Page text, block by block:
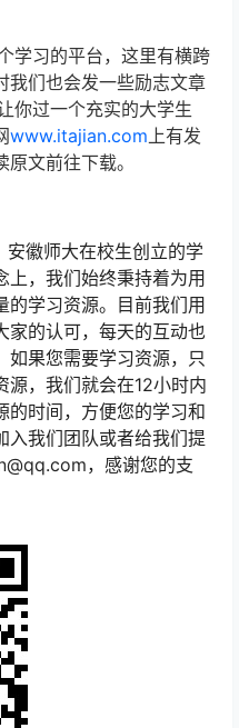
学习的平台，这里有横跨
我们也会发一些励志文章
你过一个充实的大学生
www.itajian.com上有发
文前往下载。
徽师大在校生创立的学
上，我们始终秉持着为用
的学习资源。目前我们用
家的认可，每天的互动也
如果您需要学习资源，只
源，我们就会在12小时内
的时间，方便您的学习和
入我们团队或者给我们提
，感谢您的支